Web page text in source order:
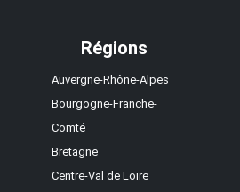
Régions
Auvergne-Rhône-Alpes
Bourgogne-Franche-
Comté
Bretagne
Centre-Val de Loire